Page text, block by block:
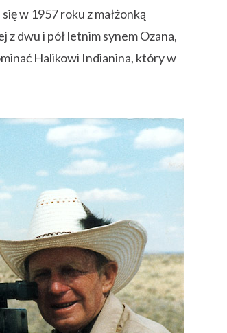
w 1957 roku z małżonką
dwu i pół letnim synem Ozana,
Halikowi Indianina, który w